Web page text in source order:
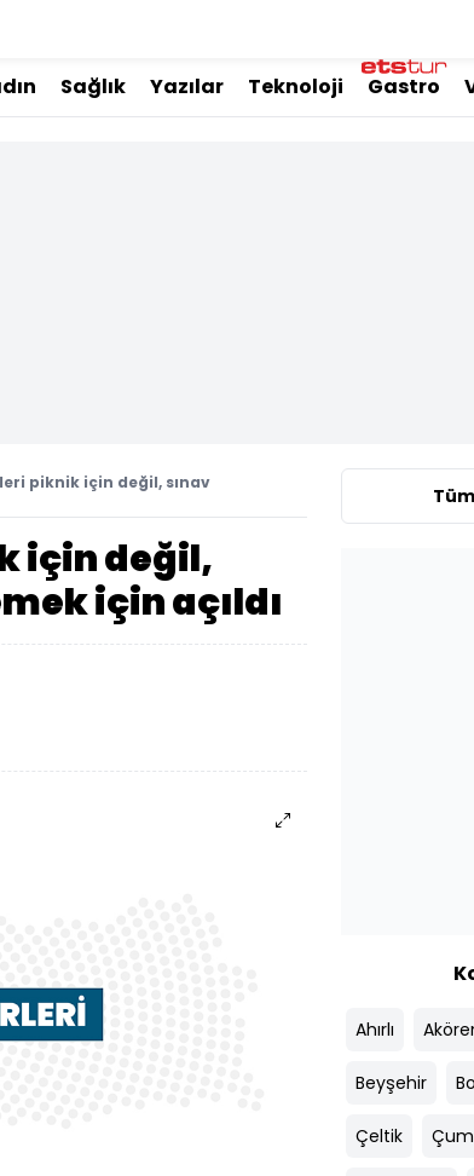
Sağlık Yazılar Teknoloji Gastro
piknik için değil, sınav
için değil,
için açıldı
Ahırlı
Beyşehir
Çeltik